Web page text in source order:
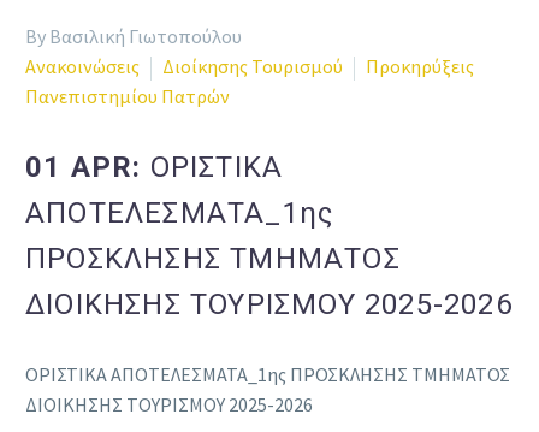
By Βασιλική Γιωτοπούλου
Ανακοινώσεις
Διοίκησης Τουρισμού
Προκηρύξεις
Πανεπιστημίου Πατρών
01 APR: ΟΡΙΣΤΙΚΑ
ΑΠΟΤΕΛΕΣΜΑΤΑ_1ης
ΠΡΟΣΚΛΗΣΗΣ ΤΜΗΜΑΤΟΣ
ΔΙΟΙΚΗΣΗΣ ΤΟΥΡΙΣΜΟΥ 2025-2026
ΟΡΙΣΤΙΚΑ ΑΠΟΤΕΛΕΣΜΑΤΑ_1ης ΠΡΟΣΚΛΗΣΗΣ ΤΜΗΜΑΤΟΣ
ΔΙΟΙΚΗΣΗΣ ΤΟΥΡΙΣΜΟΥ 2025-2026